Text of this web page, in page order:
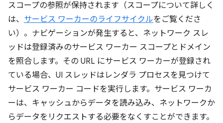
スコープの参照が保持されます（スコープについて詳しく
は、 サービス ワーカーのライフサイクルをご覧くださ
い）。ナビゲーションが発生すると、ネットワーク スレ
ッドは登録済みのサービス ワーカー スコープとドメイン
を照合します。その URL にサービス ワーカーが登録され
ている場合、UI スレッドはレンダラ プロセスを見つけて
サービス ワーカー コードを実行します。サービス ワーカ
ーは、キャッシュからデータを読み込み、ネットワークか
らデータをリクエストする必要をなくすことができます。